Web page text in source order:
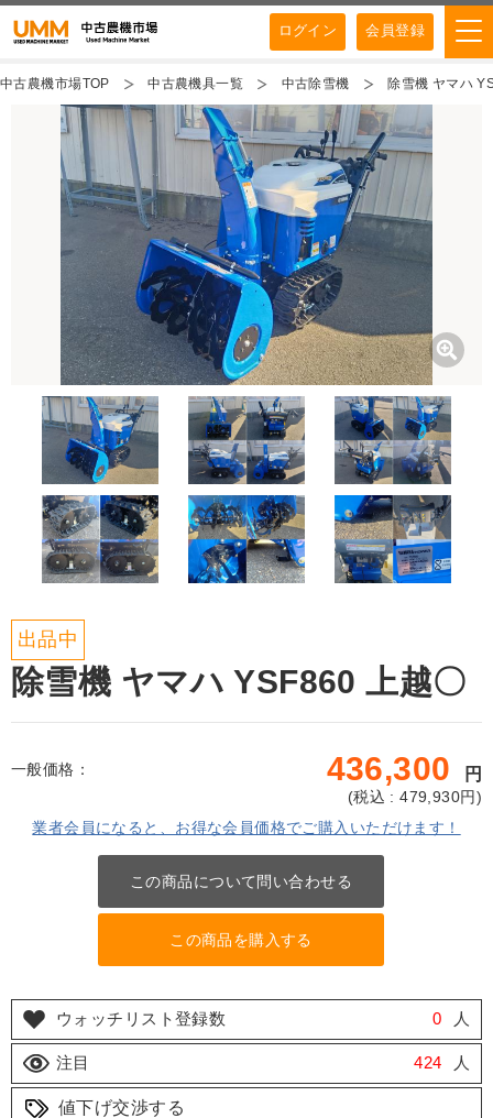
ログイン 会員登録
中古農機市場TOP 中古農機具一覧 中古除雪機 除雪機 ヤマハ
出品中
除雪機 ヤマハ YSF860 上越〇
一般価格： 436,300 円
(税込 : 479,930円)
業者会員になると、お得な会員価格でご購入いただけます！
この商品について問い合わせる
この商品を購入する
ウォッチリスト登録数 0 人
注目 424 人
値下げ交渉する